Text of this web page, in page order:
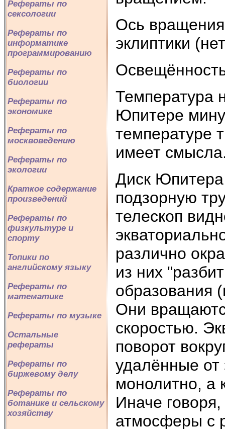
Рефераты по
сексологии
Рефераты по
информатике
программированию
Рефераты по
биологии
Рефераты по
экономике
Рефераты по
москвоведению
Рефераты по
экологии
Краткое содержание
произведений
Рефераты по
физкультуре и
спорту
Топики по
английскому языку
Рефераты по
математике
Рефераты по музыке
Остальные
рефераты
Рефераты по
биржевому делу
Рефераты по
ботанике и сельскому
хозяйству
Ось вращения
эклиптики
Температура
Юпитере
температуре
имеет
Диск
подзорную
телескоп
различно
из них
образования
Они
скоростью.
поворот
удалённые
монолитно, а
Иначе
атмосферы с